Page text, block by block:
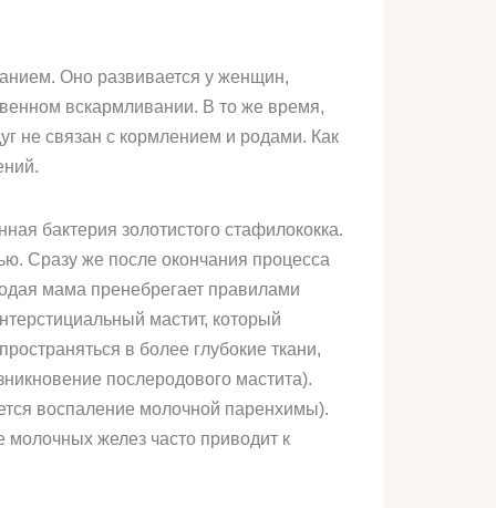
Оно развивается у женщин,
вскармливании. В то же время,
не связан с кормлением и родами. Как
бактерия золотистого стафилококка.
Сразу же после окончания процесса
мама пренебрегает правилами
мастит, который
в более глубокие ткани,
послеродового мастита).
воспаление молочной паренхимы).
желез часто приводит к